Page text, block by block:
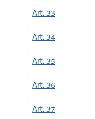
Art. 33
Art. 34
Art. 35
Art. 36
Art. 37